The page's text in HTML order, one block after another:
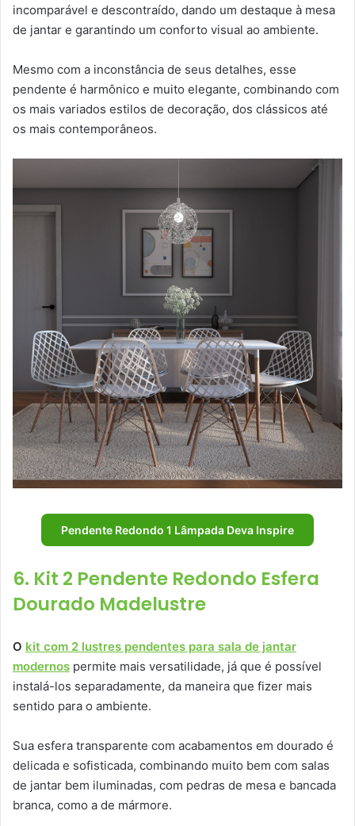
incomparável e descontraído, dando um destaque à mesa
de jantar e garantindo um conforto visual ao ambiente.
Mesmo com a inconstância de seus detalhes, esse
pendente é harmônico e muito elegante, combinando com
os mais variados estilos de decoração, dos clássicos até
os mais contemporâneos.
Pendente Redondo 1 Lâmpada Deva Inspire
6. Kit 2 Pendente Redondo Esfera
Dourado Madelustre
O kit com 2 lustres pendentes para sala de jantar
modernos permite mais versatilidade, já que é possível
instalá-los separadamente, da maneira que fizer mais
sentido para o ambiente.
Sua esfera transparente com acabamentos em dourado é
delicada e sofisticada, combinando muito bem com salas
de jantar bem iluminadas, com pedras de mesa e bancada
branca, como a de mármore.